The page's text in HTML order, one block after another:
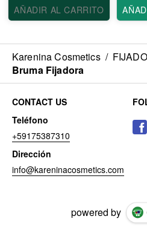
AÑADIR AL CARRITO
Karenina Cosmetics /
Bruma Fijadora
CONTACT US
Teléfono
+59175387310
Dirección
info@kareninacosmetics.com
powered by